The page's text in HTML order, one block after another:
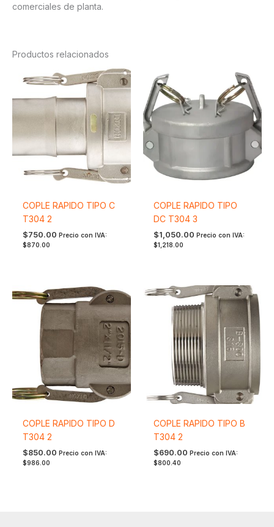
comerciales de planta.
Productos relacionados
COPLE RAPIDO TIPO C
T304 2
$750.00 Precio con IVA:
$870.00
COPLE RAPIDO TIPO
DC T304 3
$1,050.00 Precio con IVA:
$1,218.00
COPLE RAPIDO TIPO D
T304 2
$850.00 Precio con IVA:
$986.00
COPLE RAPIDO TIPO B
T304 2
$690.00 Precio con IVA:
$800.40